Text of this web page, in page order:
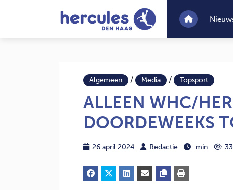
Algemeen / Media / Topsport
ALLEEN WHC/
DOORDEWEEKS
26 april 2024 Redactie min